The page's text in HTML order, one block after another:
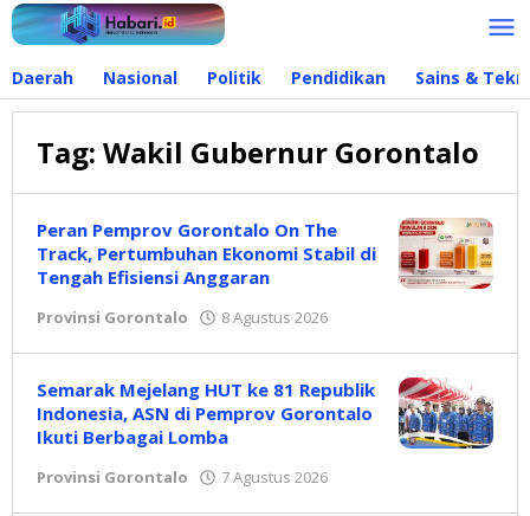
Lewati
ke
Daerah Nasional Politik Pendidikan Sains &
Tag: Wakil Gubernur Gorontalo
Peran Pemprov Gorontalo On The
Track, Pertumbuhan Ekonomi Stabil di
Tengah Efisiensi Anggaran
Provinsi Gorontalo 8 Agustus 2026
Semarak Mejelang HUT ke 81 Republik
Indonesia, ASN di Pemprov Gorontalo
Ikuti Berbagai Lomba
Provinsi Gorontalo 7 Agustus 2026